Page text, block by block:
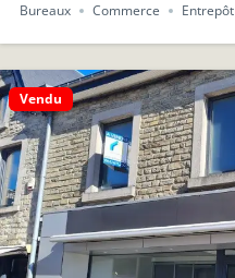
Bureaux
Commerce Entrepôt
Vendu